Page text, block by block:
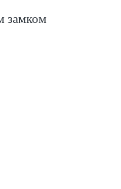
замком